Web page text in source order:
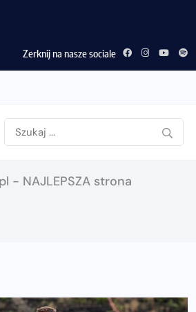
Zerknij na nasze sociale
- NAJLEPSZA strona